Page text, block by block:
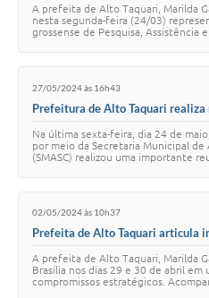
A prefeita de Alto Taquari, Marilda
nesta segunda-feira (24/03)
grossense de Pesquisa, Assistência
27/05/2024 às 16h43
Prefeitura de Alto Taquari
Na última sexta-feira, dia 24 de
por meio da Secretaria Municipal de
(SMASC) realizou uma importante
02/05/2024 às 10h37
Prefeita de Alto Taquari articula
A prefeita de Alto Taquari, Marilda
Brasília nos dias 29 e 30 de abril
compromissos estratégicos.